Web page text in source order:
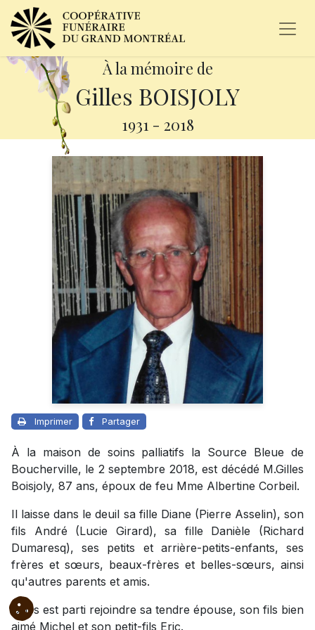
À la mémoire de
Gilles BOISJOLY
1931 - 2018
Imprimer Partager
À la maison de soins palliatifs la Source Bleue de
Boucherville, le 2 septembre 2018, est décédé M.Gilles
Boisjoly, 87 ans, époux de feu Mme Albertine Corbeil.
Il laisse dans le deuil sa fille Diane (Pierre Asselin), son
fils André (Lucie Girard), sa fille Danièle (Richard
Dumaresq), ses petits et arrière-petits-enfants, ses
frères et sœurs, beaux-frères et belles-sœurs, ainsi
qu'autres parents et amis.
Gilles est parti rejoindre sa tendre épouse, son fils bien
aimé Michel et son petit-fils Eric.